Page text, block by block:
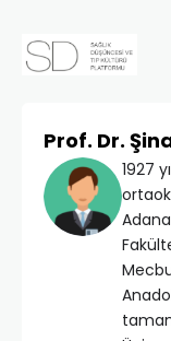
Prof. Dr.
1927